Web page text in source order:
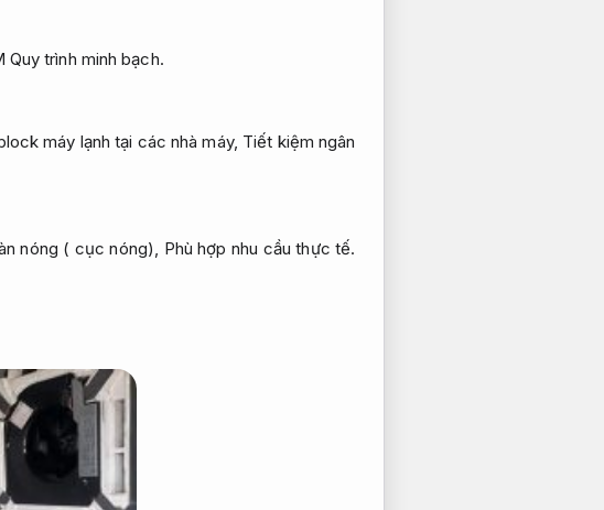
Quy trình minh bạch.
máy lạnh tại các nhà máy, Tiết kiệm ngân
nóng ( cục nóng), Phù hợp nhu cầu thực tế.